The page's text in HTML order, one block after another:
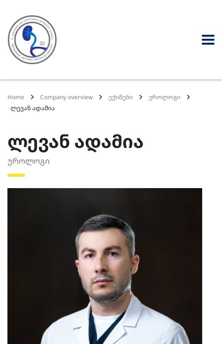
Home Company overview ექიმები
უროლოგი
ლევან ადამია
ლევან ადამია
უროლოგი